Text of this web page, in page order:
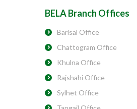
BELA Branch Offices
Barisal Office
Chattogram Office
Khulna Office
Rajshahi Office
Sylhet Office